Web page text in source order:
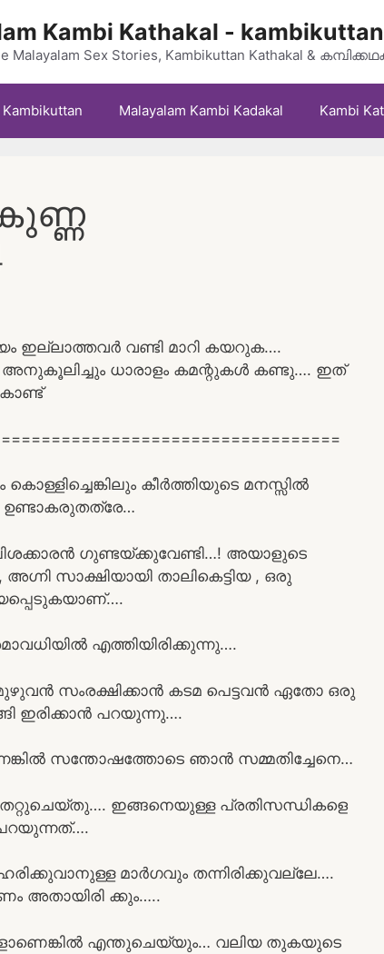
Kambi Kathakal -
Malayalam Sex Stories, Kambikuttan Kathakal &
Kambikuttan Malayalam Kambi Kadakal Kambi
കുണ്ണ
ഇല്ലാത്തവർ വണ്ടി മാറി കയറുക….
അനുകൂലിച്ചും ധാരാളം കമന്റുകൾ കണ്ടു…. ഇത്
കീർത്തിയുടെ മനസ്സിൽ
ഗുണ്ടയ്ക്കുവേണ്ടി…! അയാളുടെ
സാക്ഷിയായി താലികെട്ടിയ , ഒരു
എത്തിയിരിക്കുന്നു….
സംരക്ഷിക്കാൻ കടമ പെട്ടവൻ ഏതോ ഒരു
ഇരിക്കാൻ പറയുന്നു….
സന്തോഷത്തോടെ ഞാൻ സമ്മതിച്ചേനെ…
ഇങ്ങനെയുള്ള പ്രതിസന്ധികളെ
മാർഗവും തന്നിരിക്കുവല്ലേ….
അതായിരി ക്കും…..
എന്തുചെയ്യും… വലിയ തുകയുടെ